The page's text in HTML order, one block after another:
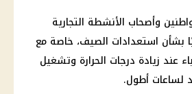
وأصحاب الأنشطة التجارية
بشأن استعدادات الصيف، خاصة مع
عند زيادة درجات الحرارة وتشغيل
لساعات أطول.